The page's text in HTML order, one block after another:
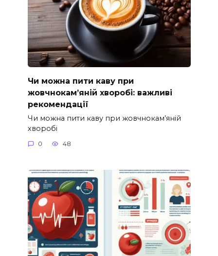
Чи можна пити каву при
жовчнокам’яній хворобі: важливі
рекомендації
Чи можна пити каву при жовчнокам’яній
хворобі
0 48